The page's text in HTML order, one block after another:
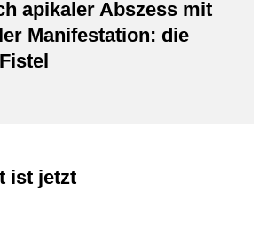
apikaler Abszess mit
Manifestation: die
ist jetzt